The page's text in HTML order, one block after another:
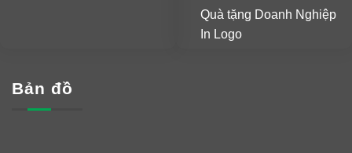
Quà tặng Doanh Nghiệp
In Logo
Bản đồ